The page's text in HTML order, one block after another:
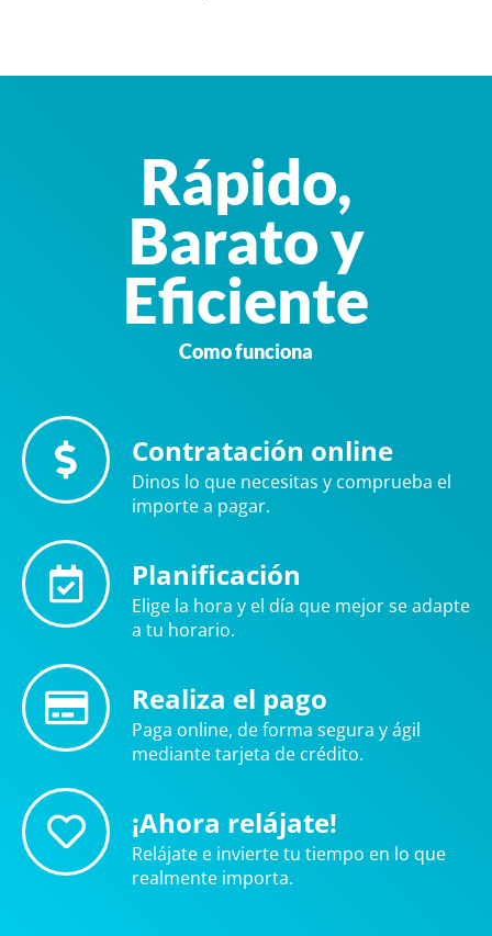
Rápido,
Barato y
Eficiente
Como funciona
Contratación online
Dinos lo que necesitas y comprueba el
importe a pagar.
Planificación
Elige la hora y el día que mejor se adapte
a tu horario.
Realiza el pago
Paga online, de forma segura y ágil
mediante tarjeta de crédito.
¡Ahora relájate!
Relájate e invierte tu tiempo en lo que
realmente importa.